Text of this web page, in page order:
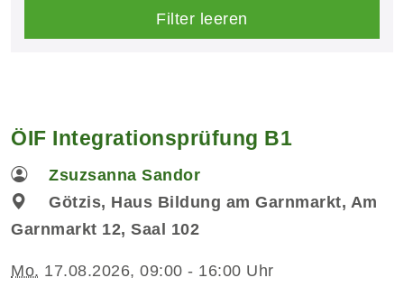
Filter leeren
ÖIF Integrationsprüfung B1
Zsuzsanna Sandor
Götzis, Haus Bildung am Garnmarkt, Am
Garnmarkt 12, Saal 102
Mo. 17.08.2026, 09:00 - 16:00 Uhr